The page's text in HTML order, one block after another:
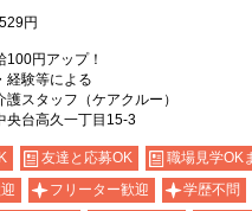
円
円アップ！
験等による
スタッフ（ケアクルー）
央台高久一丁目15-3
友達と応募OK 職場見学OK
フリーター歓迎 学歴不問